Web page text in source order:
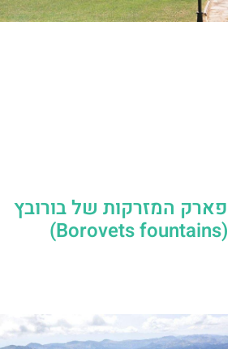
פארק המזרקות של בורובץ
(Borovets fountains)